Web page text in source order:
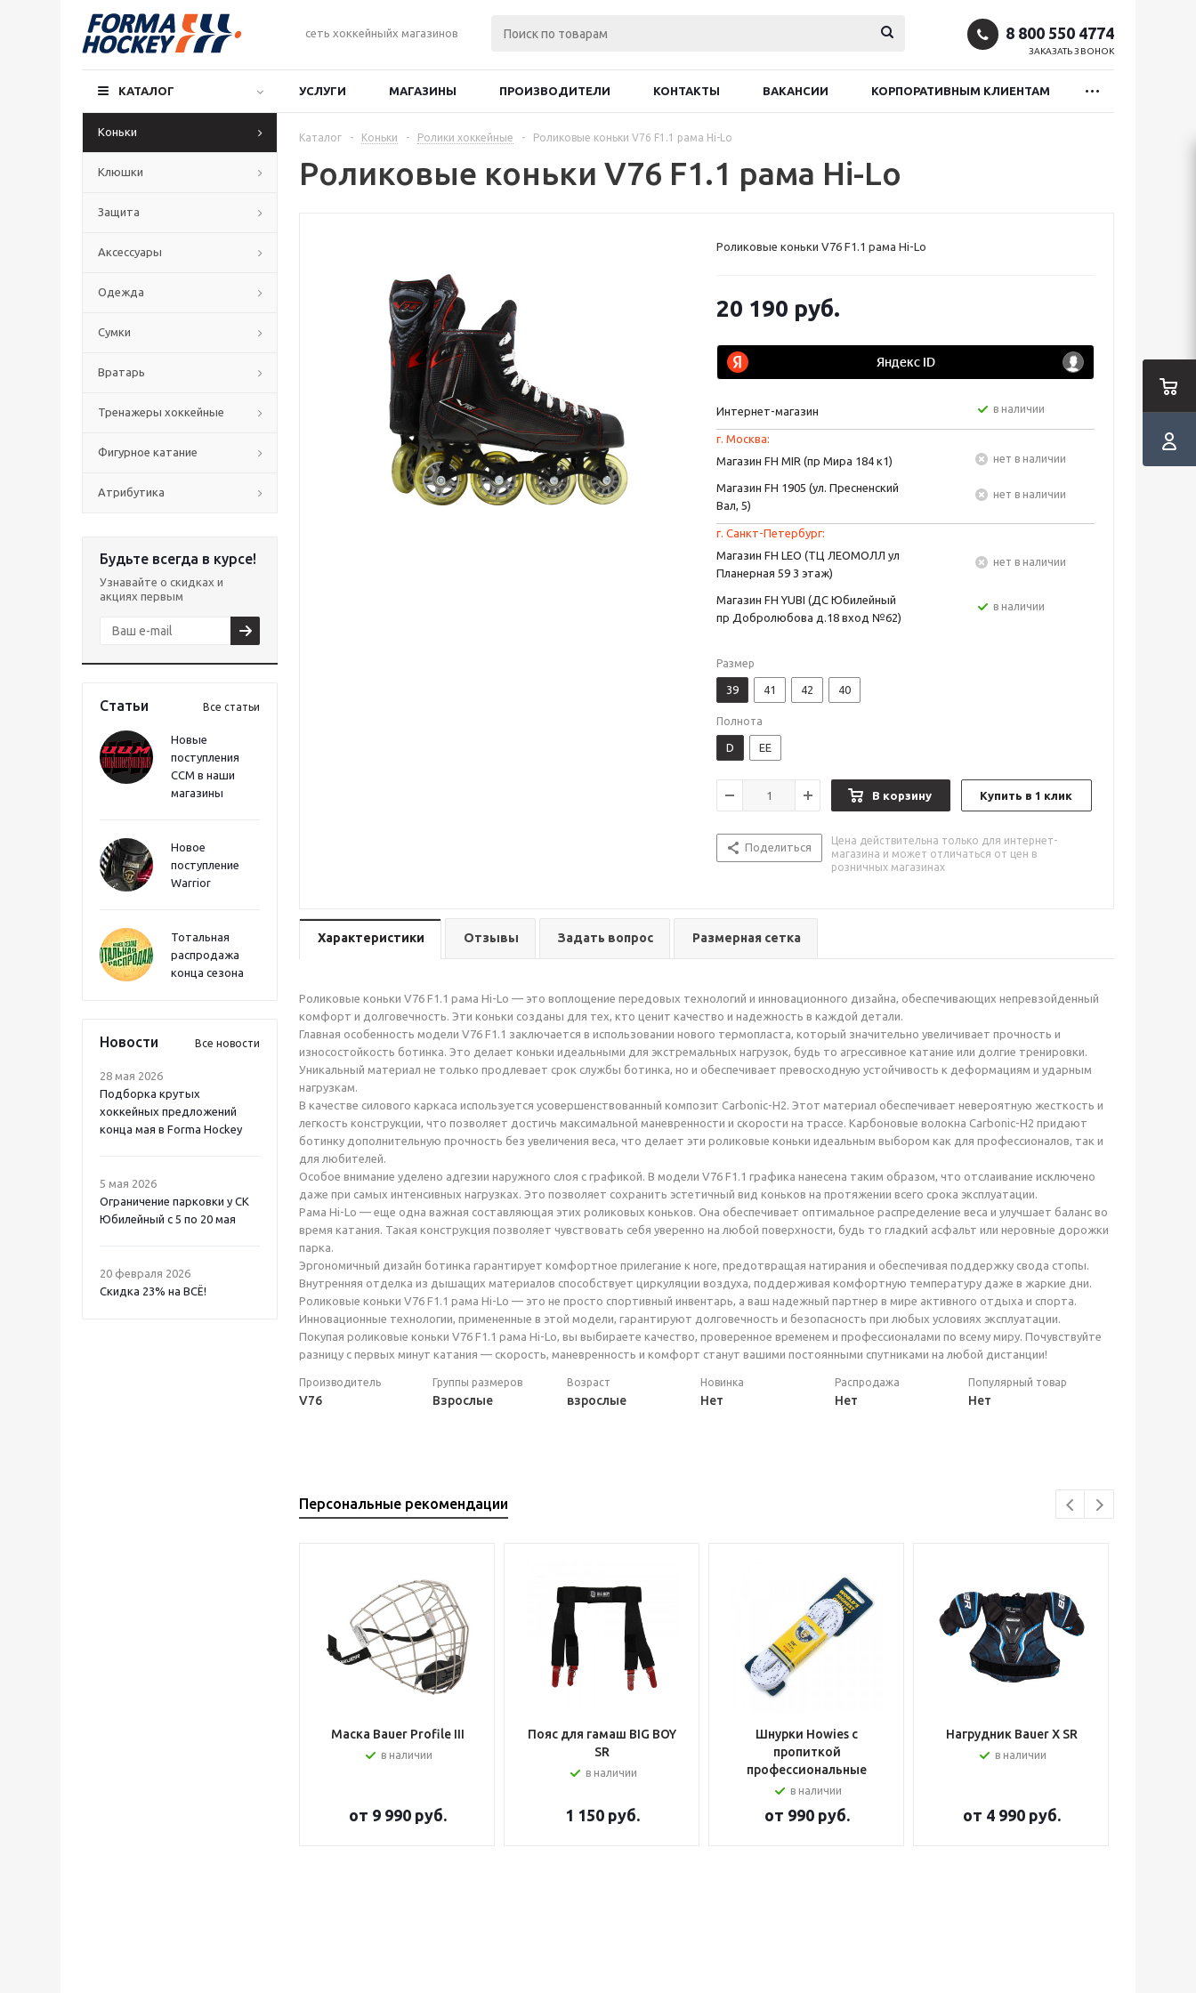
сеть хоккейныйх магазинов 8 800 550 4774
ЗАКАЗАТЬ ЗВОНОК
КАТАЛОГ УСЛУГИ МАГАЗИНЫ ПРОИЗВОДИТЕЛИ КОНТАКТЫ ВАКАНСИИ КОРПОРАТИВНЫМ КЛИЕНТАМ
Коньки
Клюшки
Защита
Аксессуары
Одежда
Сумки
Вратарь
Тренажеры хоккейные
Фигурное катание
Атрибутика
Будьте всегда в курсе!
Узнавайте о скидках и
акциях первым
Статьи Все статьи
Новые
поступления
CCM в наши
магазины
Новое
поступление
Warrior
Тотальная
распродажа
конца сезона
Новости Все новости
28 мая 2026
Подборка крутых
хоккейных предложений
конца мая в Forma Hockey
5 мая 2026
Ограничение парковки у СК
Юбилейный с 5 по 20 мая
20 февраля 2026
Скидка 23% на ВСË!
Каталог - Коньки - Ролики хоккейные - Роликовые коньки V76 F1.1 рама Hi-Lo
Роликовые коньки V76 F1.1 рама Hi-Lo
Роликовые коньки V76 F1.1 рама Hi-Lo
20 190 руб.
Интернет-магазин в наличии
г. Москва:
Магазин FH MIR (пр Мира 184 к1)
Нет в наличии
Магазин FH 1905 (ул. Пресненский
Вал, 5)
Нет в наличии
г. Санкт-Петербург:
Магазин FH LEO (ТЦ ЛЕОМОЛЛ ул
Планерная 59 3 этаж)
Нет в наличии
Магазин FH YUBI (ДС Юбилейный
пр Добролюбова д.18 вход №62)
в наличии
Размер
39 41 42 40
Полнота
D EE
В корзину Купить в 1 клик
Поделиться
Цена действительна только для интернет-
магазина и может отличаться от цен в
розничных магазинах
Характеристики Отзывы Задать вопрос Размерная сетка
Роликовые коньки V76 F1.1 рама Hi-Lo — это воплощение передовых технологий и инновационного дизайна, обеспечивающих непревзойденный
комфорт и долговечность. Эти коньки созданы для тех, кто ценит качество и надежность в каждой детали.
Главная особенность модели V76 F1.1 заключается в использовании нового термопласта, который значительно увеличивает прочность и
износостойкость ботинка. Это делает коньки идеальными для экстремальных нагрузок, будь то агрессивное катание или долгие тренировки.
Уникальный материал не только продлевает срок службы ботинка, но и обеспечивает превосходную устойчивость к деформациям и ударным
нагрузкам.
В качестве силового каркаса используется усовершенствованный композит Carbonic-H2. Этот материал обеспечивает невероятную жесткость и
легкость конструкции, что позволяет достичь максимальной маневренности и скорости на трассе. Карбоновые волокна Carbonic-H2 придают
ботинку дополнительную прочность без увеличения веса, что делает эти роликовые коньки идеальным выбором как для профессионалов, так и
для любителей.
Особое внимание уделено адгезии наружного слоя с графикой. В модели V76 F1.1 графика нанесена таким образом, что отслаивание исключено
даже при самых интенсивных нагрузках. Это позволяет сохранить эстетичный вид коньков на протяжении всего срока эксплуатации.
Рама Hi-Lo — еще одна важная составляющая этих роликовых коньков. Она обеспечивает оптимальное распределение веса и улучшает баланс во
время катания. Такая конструкция позволяет чувствовать себя уверенно на любой поверхности, будь то гладкий асфальт или неровные дорожки
парка.
Эргономичный дизайн ботинка гарантирует комфортное прилегание к ноге, предотвращая натирания и обеспечивая поддержку свода стопы.
Внутренняя отделка из дышащих материалов способствует циркуляции воздуха, поддерживая комфортную температуру даже в жаркие дни.
Роликовые коньки V76 F1.1 рама Hi-Lo — это не просто спортивный инвентарь, а ваш надежный партнер в мире активного отдыха и спорта.
Инновационные технологии, примененные в этой модели, гарантируют долговечность и безопасность при любых условиях эксплуатации.
Покупая роликовые коньки V76 F1.1 рама Hi-Lo, вы выбираете качество, проверенное временем и профессионалами по всему миру. Почувствуйте
разницу с первых минут катания — скорость, маневренность и комфорт станут вашими постоянными спутниками на любой дистанции!
Производитель
V76
Группы размеров
Взрослые
Возраст
взрослые
Новинка
Нет
Распродажа
Нет
Популярный товар
Нет
Персональные рекомендации
Маска Bauer Profile III
в наличии
от 9 990 руб.
Пояс для гамаш BIG BOY
SR
в наличии
1 150руб.
Шнурки Howies с
пропиткой
профессиональные
в наличии
от 990 руб.
Нагрудник Bauer X SR
в наличии
от 4 990 руб.